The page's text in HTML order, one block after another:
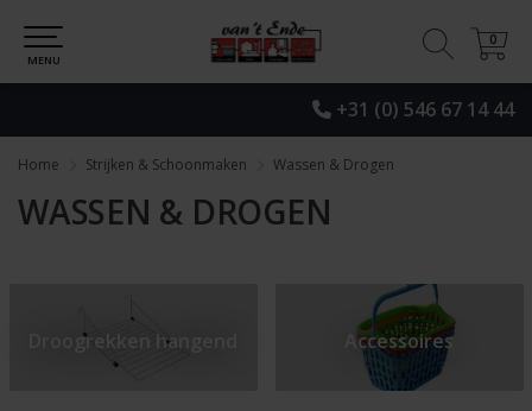
+31 (0) 546 67 14 44
0
0
MENU
Home Strijken & Schoonmaken Wassen & Drogen
WASSEN & DROGEN
Droogrekken hangend Accessoires